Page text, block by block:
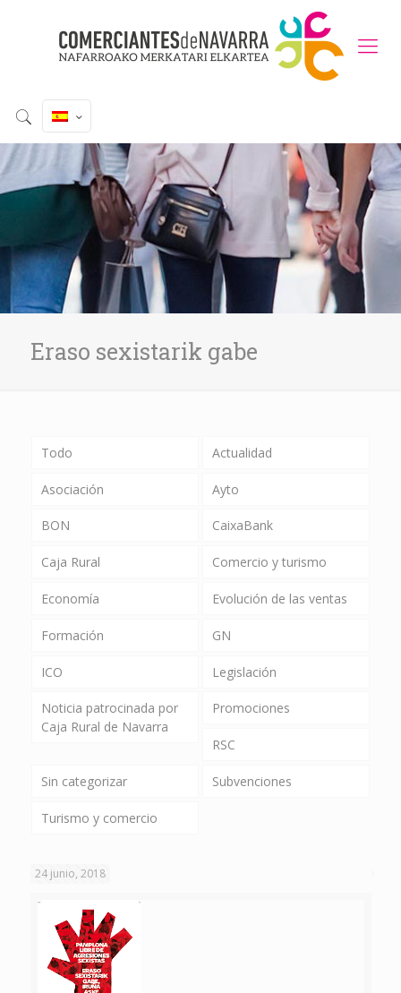
Eraso sexistarik gabe
Todo Actualidad
Asociación Ayto
BON CaixaBank
Caja Rural Comercio y turismo
Economía Evolución de las ventas
Formación GN
ICO Legislación
Noticia patrocinada por
Caja Rural de Navarra
Promociones
RSC
Sin categorizar Subvenciones
Turismo y comercio
24 junio, 2018